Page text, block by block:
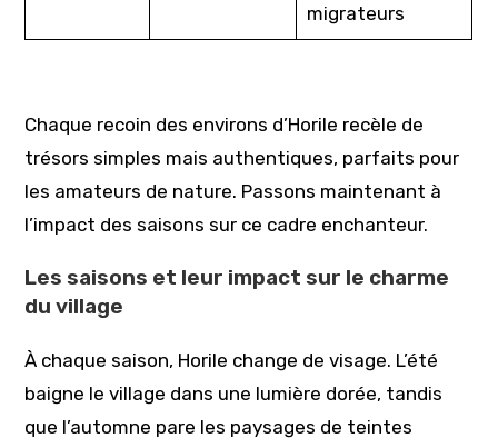
migrateurs
Chaque recoin des environs d’Horile recèle de
trésors simples mais authentiques, parfaits pour
les amateurs de nature. Passons maintenant à
l’impact des saisons sur ce cadre enchanteur.
Les saisons et leur impact sur le charme
du village
À chaque saison, Horile change de visage. L’été
baigne le village dans une lumière dorée, tandis
que l’automne pare les paysages de teintes